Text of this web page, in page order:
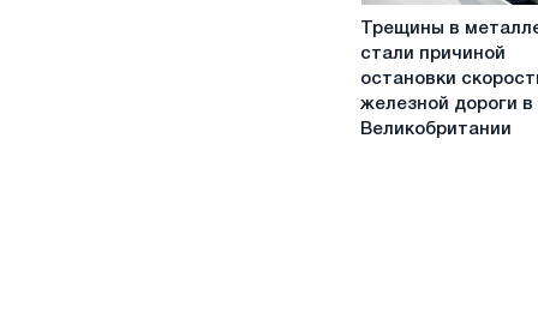
низкоуглеродистой
стали
Трещины
причиной
остановки
Трещины в
стали причиной
остановки
железной дороги в
Великобритании